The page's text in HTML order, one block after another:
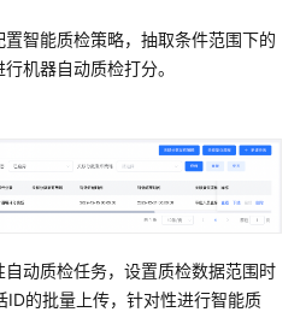
智能质检策略，抽取条件范围下的
机器自动质检打分。
动质检任务，设置质检数据范围时
ID的批量上传，针对性进行智能质